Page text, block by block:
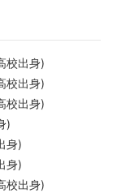
校出身)
校出身)
校出身)
)
身)
身)
校出身)